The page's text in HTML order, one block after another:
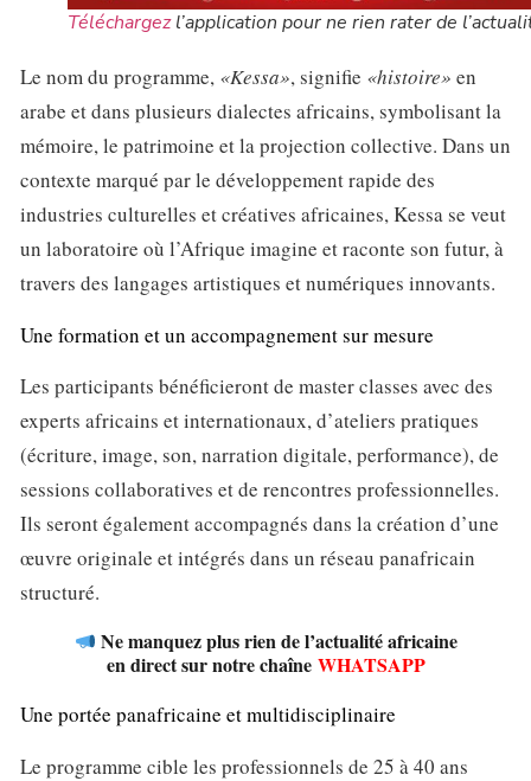
Téléchargezl’application pour ne rien rater de
Le nom du programme, «Kessa», signifie «histoire» en
arabe et dans plusieurs dialectes africains, symbolisant la
mémoire, le patrimoine et la projection collective. Dans un
contexte marqué par le développement rapide des
industries culturelles et créatives africaines, Kessa se veut
un laboratoire où l’Afrique imagine et raconte son futur, à
travers des langages artistiques et numériques innovants.
Une formation et un accompagnement sur mesure
Les participants bénéficieront de master classes avec des
experts africains et internationaux, d’ateliers pratiques
(écriture, image, son, narration digitale, performance), de
sessions collaboratives et de rencontres professionnelles.
Ils seront également accompagnés dans la création d’une
œuvre originale et intégrés dans un réseau panafricain
structuré.
Ne manquez plus rien de l’actualité africaine
en direct sur notre chaîne WHATSAPP
Une portée panafricaine et multidisciplinaire
Le programme cible les professionnels de 25 à 40 ans